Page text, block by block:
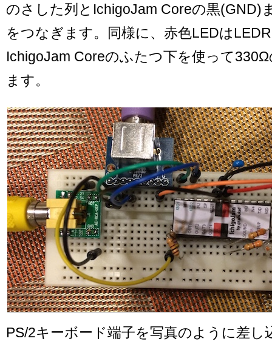
のさした列とIchigoJam Coreの黒(GND)
をつなぎます。同様に、赤色LEDは
IchigoJam Coreのふたつ下を使って
ます。
PS/2キーボード端子を写真のように差し